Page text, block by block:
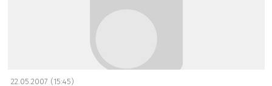
22.05.2007 (15:45)